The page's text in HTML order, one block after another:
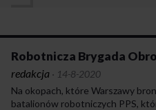
Robotnicza Brygada
redakcja · 14-8-2020
Na okopach, które Warszawy
batalionów robotniczych PPS,